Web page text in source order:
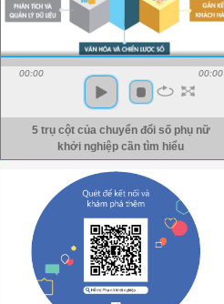
00:00 00:00
5 trụ cột của chuyển đổi số phụ nữ
khởi nghiệp cần tìm hiểu